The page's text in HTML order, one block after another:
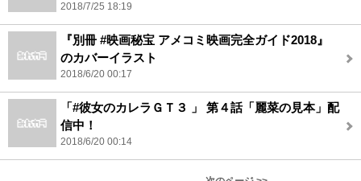
2018/7/25 18:19
『別冊 #映画秘宝 アメコミ映画完全ガイド2018』
のカバーイラスト
2018/6/20 00:17
‪「#彼女のカレラＧＴ３ 」‬ ‪第４話「麗菜の見本」‬配
信中！
2018/6/20 00:14